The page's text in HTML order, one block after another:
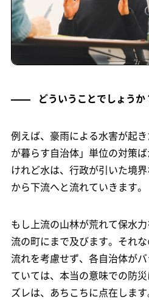
どういうことでしょうか
例えば、豪雨による水害が起
が暮らす自治体」単位の対策ば
けれど水は、行政が引いた境
から下流へと流れていきます。
もし上流の山林が荒れて保水
流の町にまで及びます。それ
流れを考慮せず、各自治体が
ていては、本当の意味での防
ズレは、あちこちに点在します